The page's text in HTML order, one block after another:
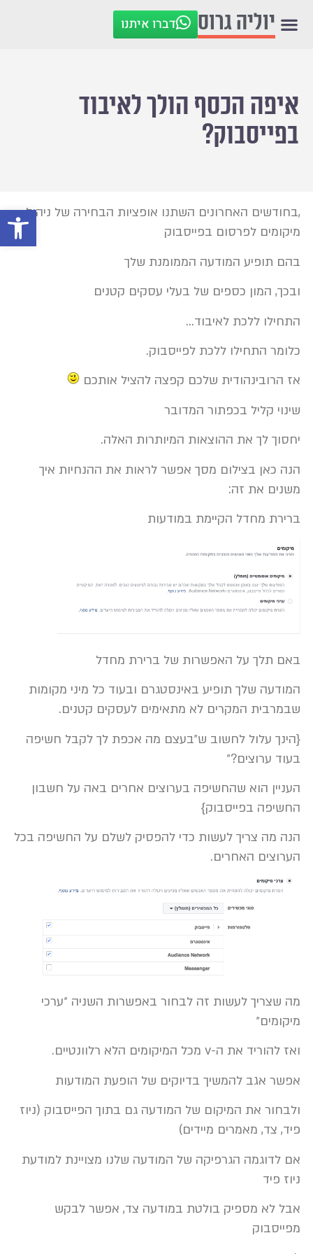
פתח
יוליה גרוס דברו איתנו
איפה הכסף הולך לאיבוד
בפייסבוק?
,בחודשים האחרונים השתנו אופציות הבחירה של ניהול
מיקומים לפרסום בפייסבוק
בהם תופיע המודעה הממומנת שלך
ובכך, המון כספים של בעלי עסקים קטנים
התחילו ללכת לאיבוד…
כלומר התחילו ללכת לפייסבוק.
אז הרובינהודית שלכם קפצה להציל אותכם
שינוי קליל בכפתור המדובר
יחסוך לך את ההוצאות המיותרות האלה.
הנה כאן בצילום מסך אפשר לראות את ההנחיות איך
משנים את זה:
ברירת מחדל הקיימת במודעות
באם תלך על האפשרות של ברירת מחדל
המודעה שלך תופיע באינסטגרם ובעוד כל מיני מקומות
שבמרבית המקרים לא מתאימים לעסקים קטנים.
{הינך עלול לחשוב ש״בעצם מה אכפת לך לקבל חשיפה
בעוד ערוצים?״
העניין הוא שהחשיפה בערוצים אחרים באה על חשבון
החשיפה בפייסבוק}
הנה מה צריך לעשות כדי להפסיק לשלם על החשיפה בכל
הערוצים האחרים.
מה שצריך לעשות זה לבחור באפשרות השניה ״ערכי
מיקומים״
ואז להוריד את ה-v מכל המיקומים הלא רלוונטיים.
אפשר אגב להמשיך בדיוקים של הופעת המודעות
ולבחור את המיקום של המודעה גם בתוך הפייסבוק (ניוז
פיד, צד, מאמרים מיידים)
אם לדוגמה הגרפיקה של המודעה שלנו מצויינת למודעת
ניוז פיד
אבל לא מספיק בולטת במודעה צד, אפשר לבקש
מפייסבוק